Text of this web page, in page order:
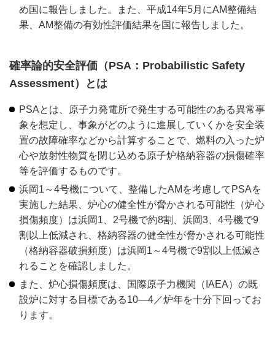
め国に報告しました。また、平成14年5月にAM整備結
果、AM整備の有効性評価結果を国に報告しました。
確率論的安全評価（PSA：Probabilistic Safety
Assessment）とは
PSAとは、原子力発電所で発生する可能性のある異常事
象を想定し、事象がどのように進展していくかを安全装
置の故障確率などから計算することで、燃料の入った炉
心や放射性物質を閉じ込める原子炉格納容器の損傷確率
等を評価するものです。
浜岡1～4号機について、整備したAMを考慮してPSAを
実施した結果、炉心の健全性が脅かされる可能性（炉心
損傷頻度）は浜岡1、2号機で約8割、浜岡3、4号機で9
割以上低減され、格納容器の健全性が脅かされる可能性
（格納容器破損頻度）は浜岡1～4号機で9割以上低減さ
れることを確認しました。
また、炉心損傷頻度は、国際原子力機関（IAEA）の既
設炉に対する目標である10―4／炉年を十分下回ってお
ります。